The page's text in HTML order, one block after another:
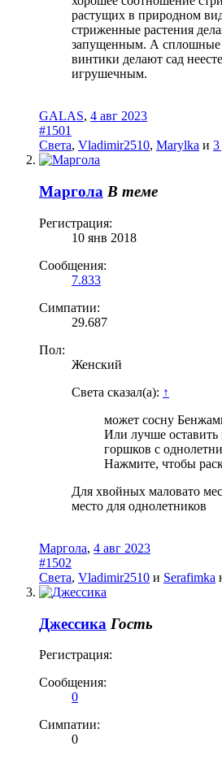
растущих в природном
стриженные растения
запущенным. А
винтики делают сад
игрушечным.
GALAS, 4 авг 2023
#1501
Света, Vladimir2510, Marylka и 3
Маргола В теме
Регистрация:
10 янв 2018
Сообщения:
7.833
Симпатии:
29.687
Пол:
Женский
Света сказал(а): ↑
может сосну
Или лучше оставить
горшков с
Нажмите, чтобы
Для хвойных маловато
место для однолетников
Маргола, 4 авг 2023
#1502
Света, Vladimir2510 и Serafimka
Джессика Гость
Регистрация:
Сообщения:
0
Симпатии:
0